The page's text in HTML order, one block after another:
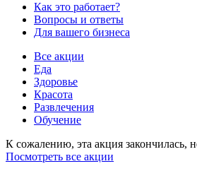
Как это работает?
Вопросы и ответы
Для вашего бизнеса
Все акции
Еда
Здоровье
Красота
Развлечения
Обучение
К сожалению, эта акция закончилась,
Посмотреть все акции